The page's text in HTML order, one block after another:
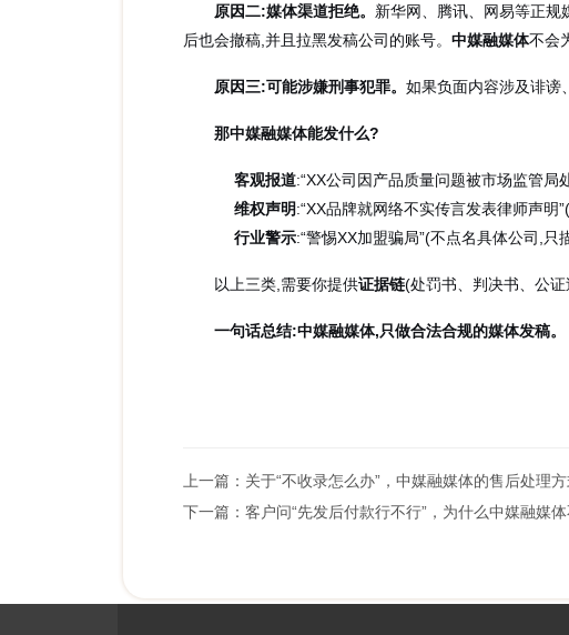
原因二:媒体渠道拒绝。 新华网、腾讯、网易等正
后也会撤稿,并且拉黑发稿公司的账号。 中媒融媒体不会
原因三:可能涉嫌刑事犯罪。 如果负面内容涉及诽谤
那中媒融媒体能发什么?
客观报道:“XX公司因产品质量问题被市场监管局
维权声明:“XX品牌就网络不实传言发表律师声明
行业警示:“警惕XX加盟骗局”(不点名具体公司,只
以上三类,需要你提供证据链(处罚书、判决书、公证
一句话总结:中媒融媒体,只做合法合规的媒体发稿。
上一篇： 关于“不收录怎么办”，中媒融媒体的售后处理
下一篇： 客户问“先发后付款行不行”，为什么中媒融媒